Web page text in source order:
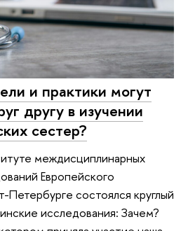
и практики могут
другу в изучении
сестер?
междисциплинарных
Европейского
Петербурге состоялся круглый
исследования: Зачем?